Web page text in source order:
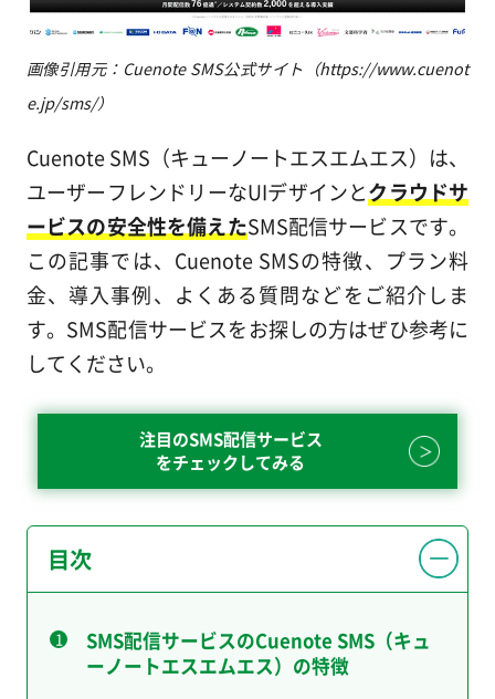
画像引用元：Cuenote SMS公式サイト（https://www.cuenot
e.jp/sms/）
Cuenote SMS（キューノートエスエムエス）は、
ユーザーフレンドリーなUIデザインとクラウドサ
ービスの安全性を備えたSMS配信サービスです。
この記事では、Cuenote SMSの特徴、プラン料
金、導入事例、よくある質問などをご紹介しま
す。SMS配信サービスをお探しの方はぜひ参考に
してください。
注目のSMS配信サービス
をチェックしてみる
目次
SMS配信サービスのCuenote SMS（キュ
ーノートエスエムエス）の特徴